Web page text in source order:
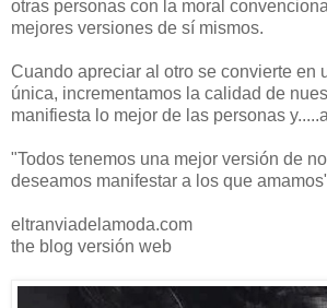
otras personas con la moral
mejores versiones de sí mismos.
Cuando apreciar al otro se convierte en
única, incrementamos la calidad de
manifiesta lo mejor de las personas
"Todos tenemos una mejor versión de
deseamos manifestar a los que
eltranviadelamoda.com
the blog versión web